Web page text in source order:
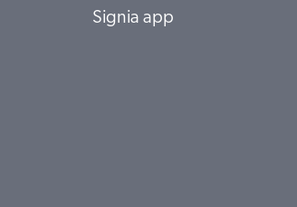
Signia app